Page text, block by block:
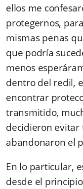
ellos me
protegernos,
mismas penas
que podría
menos
dentro del redil,
encontrar
transmitido,
decidieron evitar
abandonaron el
En lo particular,
desde el